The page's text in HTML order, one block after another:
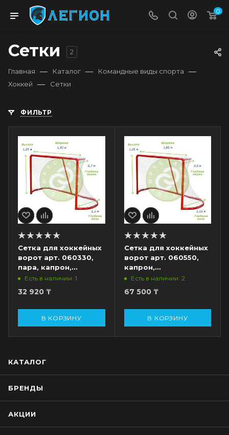
0
Сетки 2
Главная — Каталог — Командные виды спорта —
Хоккей — Сетки
ФИЛЬТР
Сетка для хоккейных
ворот арт. 060330,
пара, капрон,
1.85х1.25х0.7х1.3 м,
белый
Есть в наличии: 1
32 920 ₸
В КОРЗИНУ
Сетка для хоккейных
ворот арт. 060550,
капрон,
1.85х1.25х0.5х1.15 м,
мм, белый
Есть в наличии: 2
67 500₸
В КОРЗИНУ
КАТАЛОГ
БРЕНДЫ
АКЦИИ